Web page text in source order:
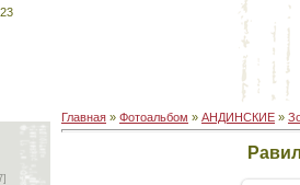
Главная » Фотоальбом » АНДИНСКИЕ »